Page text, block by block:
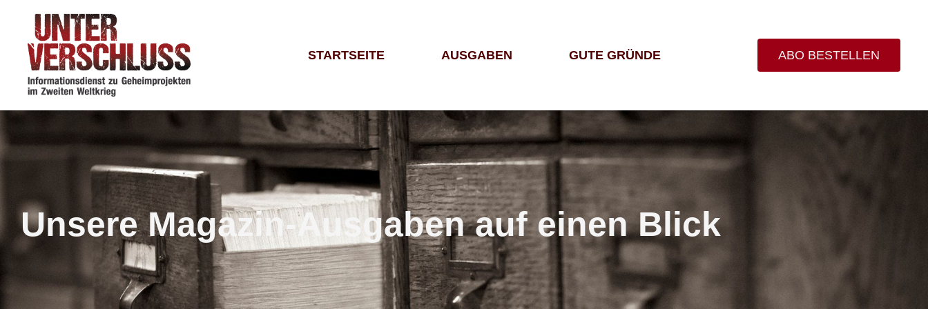
STARTSEITE AUSGABEN GUTE GRÜNDE ABO BESTELLEN
Unsere Magazin-Ausgaben auf einen Blick